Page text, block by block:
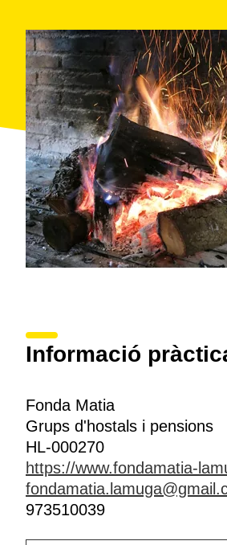
Informació
Fonda Matia
Grups d'hostals i pensions
HL-000270
https://www.fondamatia-
973510039